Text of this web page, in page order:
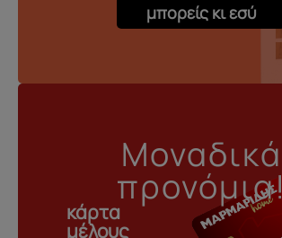
μπορείς κι εσύ
Μοναδικά
προνόμια!
κάρτα
μέλους